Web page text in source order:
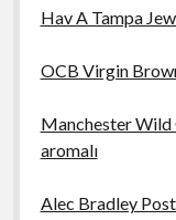
Hav A Tampa
OCB Virgin
Manchester Wild
aromalı
Alec Bradley